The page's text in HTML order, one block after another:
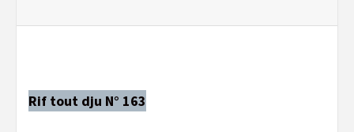
Rif tout dju N° 163